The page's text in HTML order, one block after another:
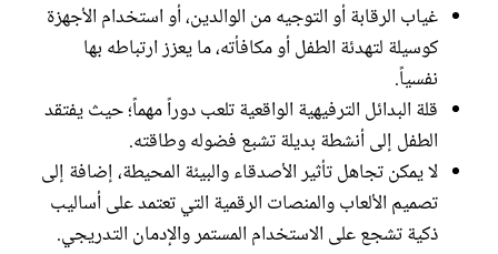
غياب الرقابة أو التوجيه من الوالدين، أو استخدام الأجهزة
كوسيلة لتهدئة الطفل أو مكافأته، ما يعزز ارتباطه بها
نفسياً.
قلة البدائل الترفيهية الواقعية تلعب دوراً مهماً؛ حيث يفتقد
الطفل إلى أنشطة بديلة تشبع فضوله وطاقته.
لا يمكن تجاهل تأثير الأصدقاء والبيئة المحيطة، إضافة إلى
تصميم الألعاب والمنصات الرقمية التي تعتمد على أساليب
ذكية تشجع على الاستخدام المستمر والإدمان التدريجي.